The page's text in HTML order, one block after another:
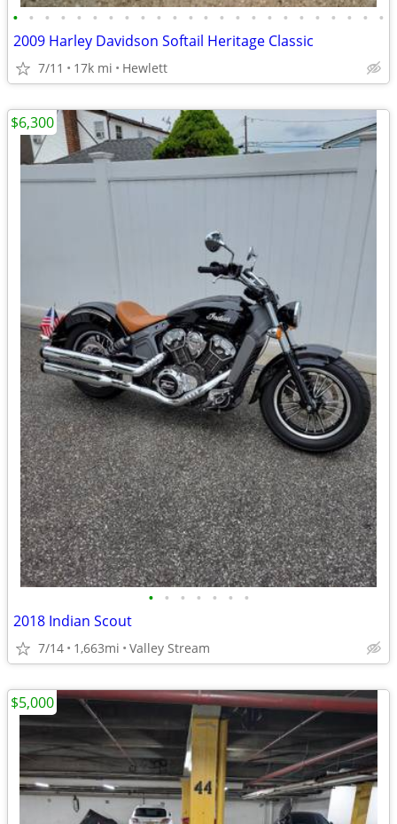
• • • • • • • • • • • • • • • • • • • • • • • •
2009 Harley Davidson Softail Heritage Classic
7/11 17k mi Hewlett
• • • • • • •
2018 Indian Scout
7/14 1,663mi Valley Stream
$6,300
$5,000